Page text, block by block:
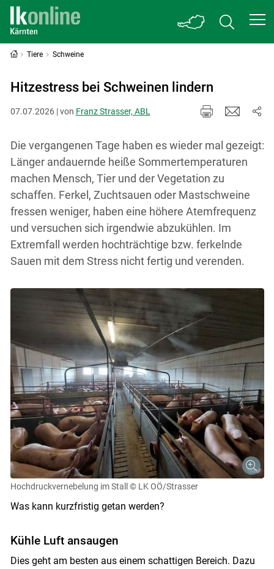
Tiere Schweine
Hitzestress bei Schweinen lindern
07.07.2026 | von Franz Strasser, ABL
Die vergangenen Tage haben es wieder mal gezeigt:
Länger andauernde heiße Sommertemperaturen
machen Mensch, Tier und der Vegetation zu
schaffen. Ferkel, Zuchtsauen oder Mastschweine
fressen weniger, haben eine höhere Atemfrequenz
und versuchen sich irgendwie abzukühlen. Im
Extremfall werden hochträchtige bzw. ferkelnde
Sauen mit dem Stress nicht fertig und verenden.
Hochdruckvernebelung im Stall © LK OÖ/Strasser
Was kann kurzfristig getan werden?
Kühle Luft ansaugen
Dies geht am besten aus einem schattigen Bereich. Dazu